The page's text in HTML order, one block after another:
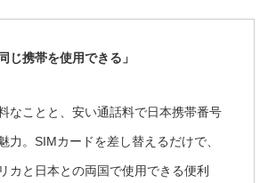
じ携帯を使用できる」
なことと、安い通話料で日本携帯番号
力。SIMカードを差し替えるだけで、
カと日本との両国で使用できる便利